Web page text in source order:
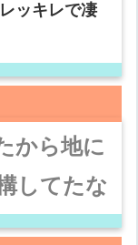
ッキレで凄
から地に
してたな